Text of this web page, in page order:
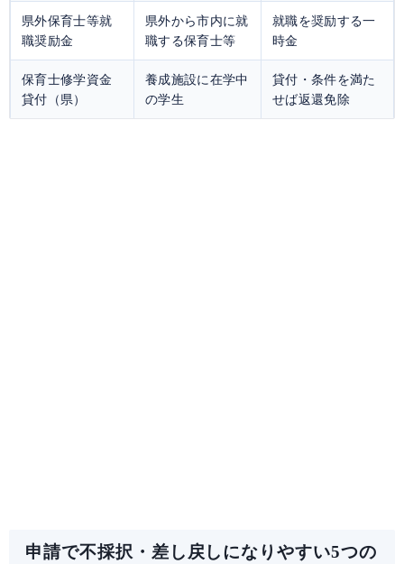
県外保育士等就
職奨励金
県外から市内に就
職する保育士等
就職を奨励する一
時金
保育士修学資金
貸付（県）
養成施設に在学中
の学生
貸付・条件を満た
せば返還免除
申請で不採択・差し戻しになりやすい5つの